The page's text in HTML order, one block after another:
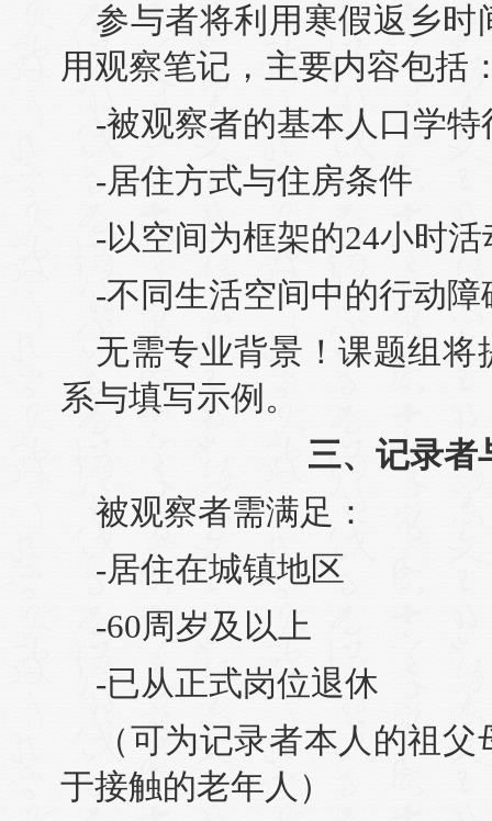
参与者将利用寒假返乡
用观察笔记，主要内容包括
-被观察者的基本人口学
-居住方式与住房条件
-以空间为框架的24小时
-不同生活空间中的行动
无需专业背景！课题组
系与填写示例。
三、记录者
被观察者需满足：
-居住在城镇地区
-60周岁及以上
-已从正式岗位退休
（可为记录者本人的祖
于接触的老年人）